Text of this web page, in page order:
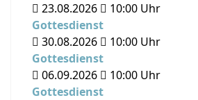
23.08.2026
10:00 Uhr
Gottesdienst
30.08.2026
10:00 Uhr
Gottesdienst
06.09.2026
10:00 Uhr
Gottesdienst